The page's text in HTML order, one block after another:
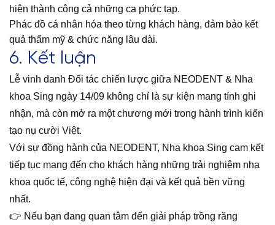
hiện thành công cả những ca phức tạp.
Phác đồ cá nhân hóa theo từng khách hàng, đảm bảo kết
quả thẩm mỹ & chức năng lâu dài.
6. Kết luận
Lễ vinh danh Đối tác chiến lược giữa NEODENT & Nha
khoa Sing ngày 14/09 không chỉ là sự kiện mang tính ghi
nhận, mà còn mở ra một chương mới trong hành trình kiến
tạo nụ cười Việt.
Với sự đồng hành của NEODENT, Nha khoa Sing cam kết
tiếp tục mang đến cho khách hàng những trải nghiệm nha
khoa quốc tế, công nghệ hiện đại và kết quả bền vững
nhất.
👉 Nếu bạn đang quan tâm đến giải pháp trồng răng